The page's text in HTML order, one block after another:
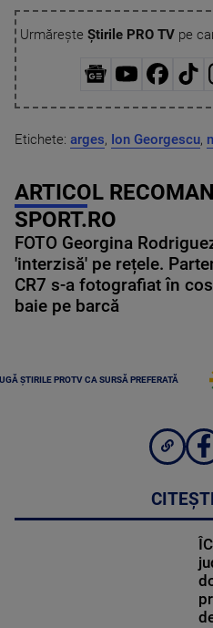
Urmărește Știrile PRO TVpe
Etichete: arges, Ion Georgescu,
ARTICOL
SPORT.RO
FOTO Georgina
'interzisă' pe rețele.
CR7 s-a fotografiat în
baie pe barcă
ȘTIRILE PROTV CA SURSĂ PREFERATĂ